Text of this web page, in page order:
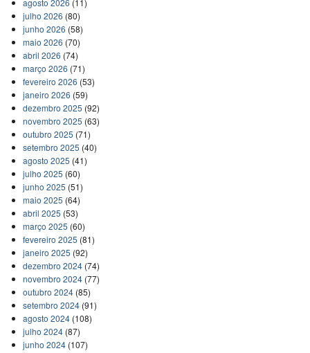
agosto 2026 (11)
julho 2026 (80)
junho 2026 (58)
maio 2026 (70)
abril 2026 (74)
março 2026 (71)
fevereiro 2026 (53)
janeiro 2026 (59)
dezembro 2025 (92)
novembro 2025 (63)
outubro 2025 (71)
setembro 2025 (40)
agosto 2025 (41)
julho 2025 (60)
junho 2025 (51)
maio 2025 (64)
abril 2025 (53)
março 2025 (60)
fevereiro 2025 (81)
janeiro 2025 (92)
dezembro 2024(74)
novembro 2024(77)
outubro 2024(85)
setembro 2024(91)
agosto 2024(108)
julho 2024(87)
junho 2024(107)